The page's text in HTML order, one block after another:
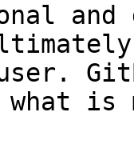
and
what